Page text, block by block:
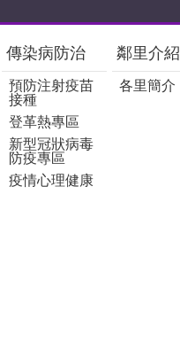
傳染病防治
預防注射疫苗
接種
登革熱專區
新型冠狀病毒
防疫專區
疫情心理健康
鄰里介紹
各里簡介